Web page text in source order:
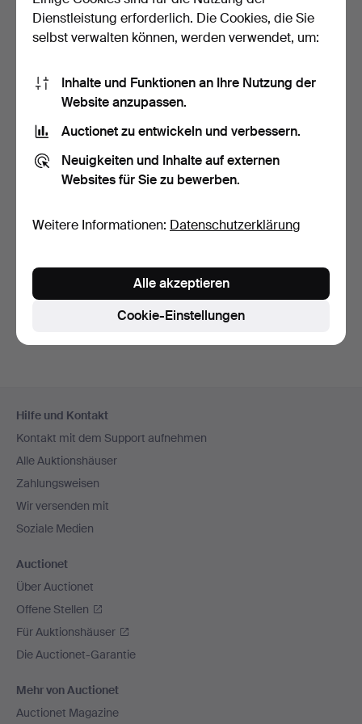
drefséé par Guill…
Sie können auch in
Beendete Auktionen aus unserem
Navigation
Hilfe und Kontakt
Kontakt mit dem Support aufnehmen
Alle Auktionshäuser
Zahlungsweisen
Wir versenden mit
Soziale Medien
Auctionet
Über Auctionet
Offene Stellen
Für Auktionshäuser
Die Auctionet-Garantie
Mehr von Auctionet
Auctionet Magazine
Dienstleistung erforderlich. Die Cookies, die Sie
selbst verwalten können, werden verwendet, um:
Inhalte und Funktionen an Ihre Nutzung der
Website anzupassen.
Auctionet zu entwickeln und verbessern.
Neuigkeiten und Inhalte auf externen
Websites für Sie zu bewerben.
Weitere Informationen: Datenschutzerklärung
Cookie-Einstellungen
Alle akzeptieren